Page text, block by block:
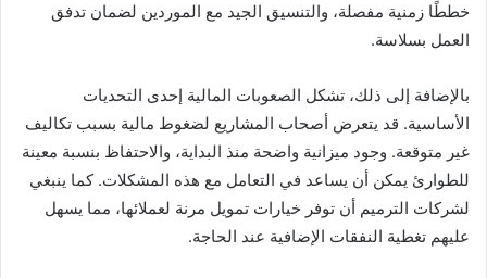
خططًا زمنية مفصلة، والتنسيق الجيد مع الموردين لضمان تدفق
العمل بسلاسة.
بالإضافة إلى ذلك، تشكل الصعوبات المالية إحدى التحديات
الأساسية. قد يتعرض أصحاب المشاريع لضغوط مالية بسبب تكاليف
غير متوقعة. وجود ميزانية واضحة منذ البداية، والاحتفاظ بنسبة معينة
للطوارئ يمكن أن يساعد في التعامل مع هذه المشكلات. كما ينبغي
لشركات الترميم أن توفر خيارات تمويل مرنة لعملائها، مما يسهل
عليهم تغطية النفقات الإضافية عند الحاجة.